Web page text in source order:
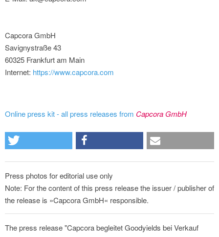
Capcora GmbH
Savignystraße 43
60325 Frankfurt am Main
Internet: https://www.capcora.com
Online press kit - all press releases from Capcora GmbH
Press photos for editorial use only
Note: For the content of this press release the issuer / publisher of
the release is »Capcora GmbH« responsible.
The press release "Capcora begleitet Goodyields bei Verkauf